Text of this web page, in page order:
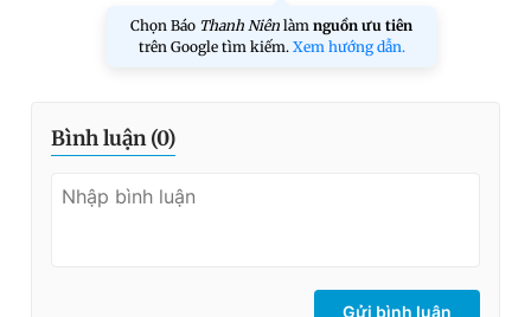
Chọn Báo Thanh Niên làm nguồn ưu tiên
trên Google tìm kiếm. Xem hướng dẫn.
Bình luận (0)
Gửi bình luận